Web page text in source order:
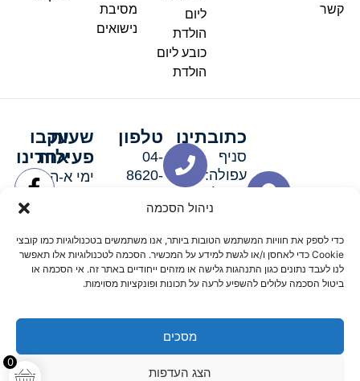
ניהול הסכמה
כדי לספק את חוויות המשתמש הטובות ביותר, אנו משתמשים בטכנולוגיות כמו קובצי
Cookie כדי לאחסן ו/או לגשת למידע על המכשיר. הסכמה לטכנולוגיות אלו תאפשר
לנו לעבד נתונים כגון התנהגות גלישה או מזהים ייחודיים באתר זה. אי הסכמה או
ביטול הסכמה עלולים להשפיע לרעה על תכונות ופונקציות מסוימות.
מסכים
הצג העדפות
0
קשר
ליום
הולדת
כובע ליום
הולדת
מסיבת
נישואים
כתובתינו
סניף
עפולה:
סניף מגדל
האלה 19
טלפון
04-
8620-
שעות
פעילות
ימי א-ה:
ימי שישי
וערבי חג:
8:30-
15:00
עקבו
אחרינו
תקנון אתרשלום דיגיטל קידום אורגני מקצועי